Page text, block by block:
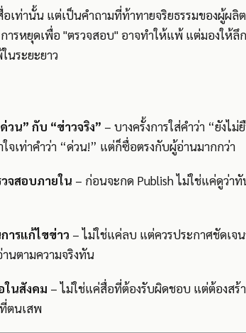
เท่านั้น แต่เป็นคำถามที่ท้าทายจริยธรรมของผู้ผลิ
การหยุดเพื่อ "ตรวจสอบ" อาจทำให้แพ้ แต่มองใ
นระยะยาว
วน” กับ “ข่าวจริง” – บางครั้งการใส่คำว่า “ยังไ
ใจเท่าคำว่า “ด่วน!” แต่ก็ซื่อตรงกับผู้อ่านมากกว่า
จสอบภายใน – ก่อนจะกด Publish ไม่ใช่แค่ดูว่า
ารแก้ไขข่าว – ไม่ใช่แค่ลบ แต่ควรประกาศชัดเจ
นตามความจริงทัน
ในสังคม – ไม่ใช่แค่สื่อที่ต้องรับผิดชอบ แต่ต้องสร้
ตนเสพ